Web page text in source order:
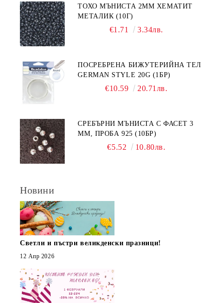
ТОХО МЪНИСТА 2ММ ХЕМАТИТ
МЕТАЛИК (10Г)
€1.71 3.34лв.
ПОСРЕБРЕНА БИЖУТЕРИЙНА ТЕЛ
GERMAN STYLE 20G (1БР)
€10.59 20.71лв.
СРЕБЪРНИ МЪНИСТА С ФАСЕТ 3
ММ, ПРОБА 925 (10БР)
€5.52 10.80лв.
Новини
Светли и пъстри великденски празници!
12 Апр 2026